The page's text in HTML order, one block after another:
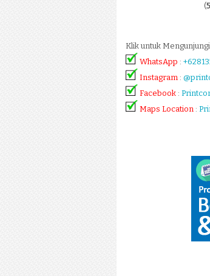
(
Klik untuk
WhatsApp :
Instagram :
Facebook :
Maps Location :